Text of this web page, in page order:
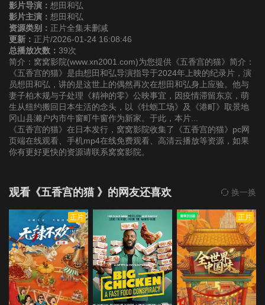
影片导演： 想田和弘
影片主演： 想田和弘
资源类别： 正片全集未删减
更新： 正片/2026-01-24 16:08:46
总播放次数： 39次
简介：窝窝影院(www.xn2001.com)为您提供《五香宫的猫》简介：
《五香宫的猫》是由想田和弘导演指导于2024年上映的纪录片，演
员想田和弘，讲的是这世上的偶然再次在想田和弘身上应验。他与
妻子柏木规与子处理《精神的零》公映事宜，因疫情滞留东京，萌
生从纽约搬回日本生活的念头，以《牡蛎工场》及《港町》取景地
冈山县濑户内市牛窗町牛窗作为新家。于此，本片...
《五香宫的猫》在日本发行，窝窝影院收集了《五香宫的猫》pc网
页端在线观看、手机mp4在线免费观看、高清云播放等资源，如果
你有更好更快的资源请联系窝窝影院。
观看《五香宫的猫 》的网友还喜欢 换一换
正片 正片